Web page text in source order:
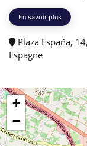
En savoir plus
Plaza España,
Espagne
+
−